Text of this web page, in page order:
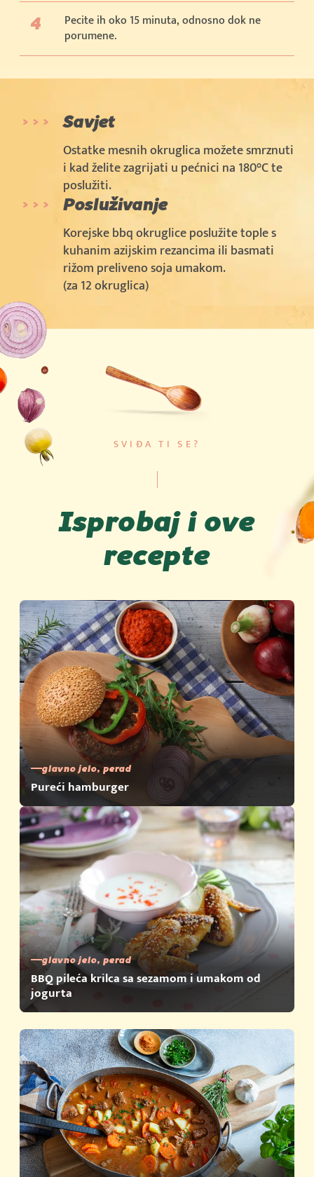
Pecite ih oko 15 minuta, odnosno dok ne
porumene.
Savjet
Ostatke mesnih okruglica možete smrznuti
i kad želite zagrijati u pećnici na 180°C te
poslužiti.
Posluživanje
Korejske bbq okruglice poslužite tople s
kuhanim azijskim rezancima ili basmati
rižom preliveno soja umakom.
(za 12 okruglica)
SVIĐA TI SE?
Isprobaj i ove
recepte
glavno jelo, perad
Pureći hamburger
glavno jelo, perad
BBQ pileća krilca sa sezamom i umakom od
jogurta